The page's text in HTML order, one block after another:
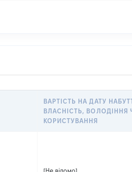
ВАРТІСТЬ НА ДАТУ
ВЛАСНІСТЬ, ВОЛОДІННЯ
КОРИСТУВАННЯ
[Не відомо]